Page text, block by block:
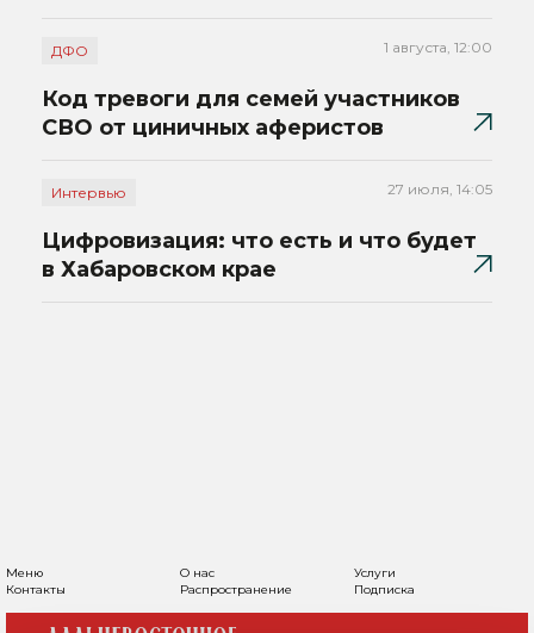
ДФО 1 августа, 12:00
Код тревоги для семей участников
СВО от циничных аферистов
Интервью 27 июля, 14:05
Цифровизация: что есть и что будет
в Хабаровском крае
Меню О нас
Услуги
Контакты
Распространение Подписка